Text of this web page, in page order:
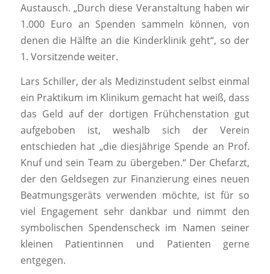
Austausch. „Durch diese Veranstaltung haben wir
1.000 Euro an Spenden sammeln können, von
denen die Hälfte an die Kinderklinik geht“, so der
1. Vorsitzende weiter.
Lars Schiller, der als Medizinstudent selbst einmal
ein Praktikum im Klinikum gemacht hat weiß, dass
das Geld auf der dortigen Frühchenstation gut
aufgeboben ist, weshalb sich der Verein
entschieden hat „die diesjährige Spende an Prof.
Knuf und sein Team zu übergeben.“ Der Chefarzt,
der den Geldsegen zur Finanzierung eines neuen
Beatmungsgeräts verwenden möchte, ist für so
viel Engagement sehr dankbar und nimmt den
symbolischen Spendenscheck im Namen seiner
kleinen Patientinnen und Patienten gerne
entgegen.